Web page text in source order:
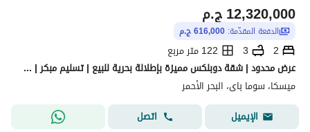
ج.م12,320,000
الدفعة المقدّمة: 616,000 ج.م
2
3
122 متر مربع
عرض محدود | شقة دوبلكس مميزة بإطلالة بحرية للبيع | تسليم مبكر | خطة سداد تمتد لأكثر من 8 سنوات
ميسكا، سوما باى، البحر الأحمر
الإيميل
اتصل